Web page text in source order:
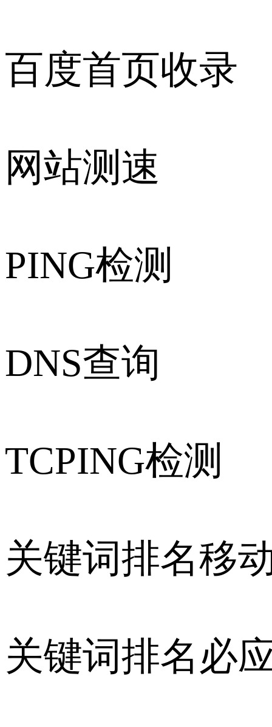
百度首页收录
网站测速
PING检测
DNS查询
TCPING检测
关键词排名移
关键词排名必